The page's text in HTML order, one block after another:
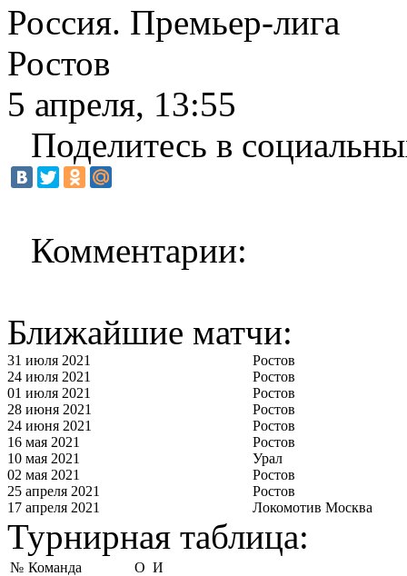
Россия. Премьер-лига
Ростов
5 апреля, 13:55
Поделитесь в
Комментарии:
Ближайшие матчи:
31 июля 2021
Ростов
24 июля 2021
Ростов
01 июля 2021
Ростов
28 июня 2021
Ростов
24 июня 2021
Ростов
16 мая 2021
Ростов
10 мая 2021
Урал
02 мая 2021
Ростов
25 апреля 2021
Ростов
17 апреля 2021
Локомотив Москва
Турнирная таблица:
№ Команда О И